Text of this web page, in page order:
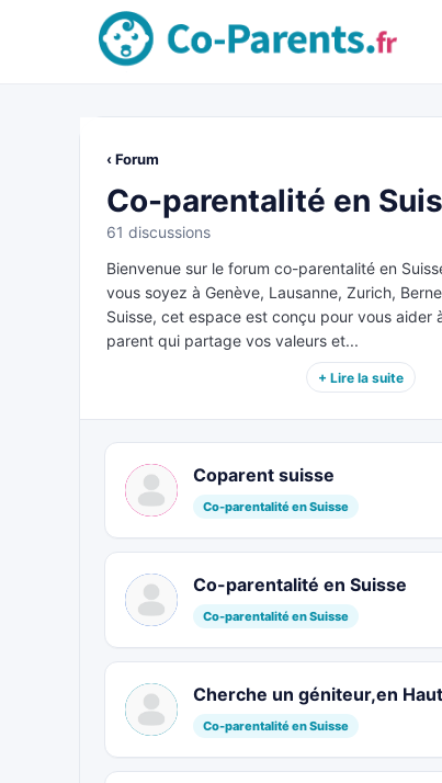
‹ Forum
Co-parentalité en
61 discussions
Bienvenue sur le forum co-parentalité en
vous soyez à Genève, Lausanne, Zurich,
Suisse, cet espace est conçu pour vous aider
parent qui partage vos valeurs et...
+ Lire la suite
Coparent suisse
Co-parentalité en Suisse
Co-parentalité en Suisse
Co-parentalité en Suisse
Cherche un géniteur,en
Co-parentalité en Suisse